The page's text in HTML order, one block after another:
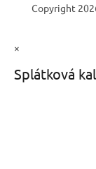
Copyright
×
Splátková